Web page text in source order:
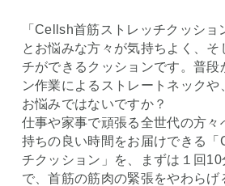
「Cellsh首筋ストレッチクッショ
とお悩みな方々が気持ちよく、そ
チができるクッションです。普段
ン作業によるストレートネック
お悩みではないですか？
仕事や家事で頑張る全世代の方々
持ちの良い時間をお届けできる「
チクッション」を、まずは１回10
で、首筋の筋肉の緊張をやわらげ